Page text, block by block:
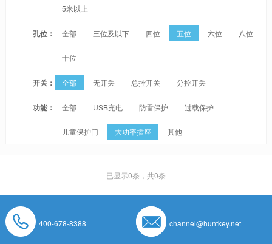
5米以上
孔位： 全部 三位及以下 四位 五位 六位 八位
十位
开关： 全部 无开关 总控开关 分控开关
功能： 全部 USB充电 防雷保护 过载保护
儿童保护门 大功率插座 其他
已显示0条，共0条
400-678-8388 channel@huntkey.net